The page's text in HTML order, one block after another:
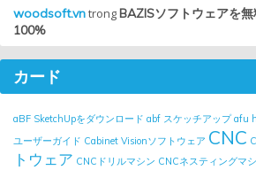
woodsoft.vntrongBAZISソフトウェアを
100%
カード
aBF SketchUpをダウンロード abf スケッチアップ afu
ユーザーガイド Cabinet Visionソフトウェア CNC
トウェア CNCドリルマシン CNCネスティングマ